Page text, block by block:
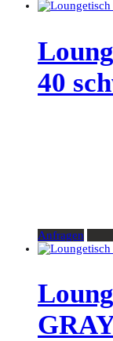
40
Anfragen